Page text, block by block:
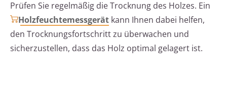
Prüfen Sie regelmäßig die Trocknung des Holzes. Ein
Holzfeuchtemessgerät kann Ihnen dabei helfen,
den Trocknungsfortschritt zu überwachen und
sicherzustellen, dass das Holz optimal gelagert ist.